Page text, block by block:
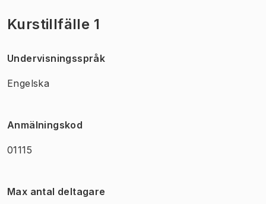
Kurstillfälle 1
Undervisningsspråk
Engelska
Anmälningskod
01115
Max antal deltagare